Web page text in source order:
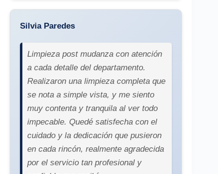
Silvia Paredes
Limpieza post mudanza con atención
a cada detalle del departamento.
Realizaron una limpieza completa que
se nota a simple vista, y me siento
muy contenta y tranquila al ver todo
impecable. Quedé satisfecha con el
cuidado y la dedicación que pusieron
en cada rincón, realmente agradecida
por el servicio tan profesional y